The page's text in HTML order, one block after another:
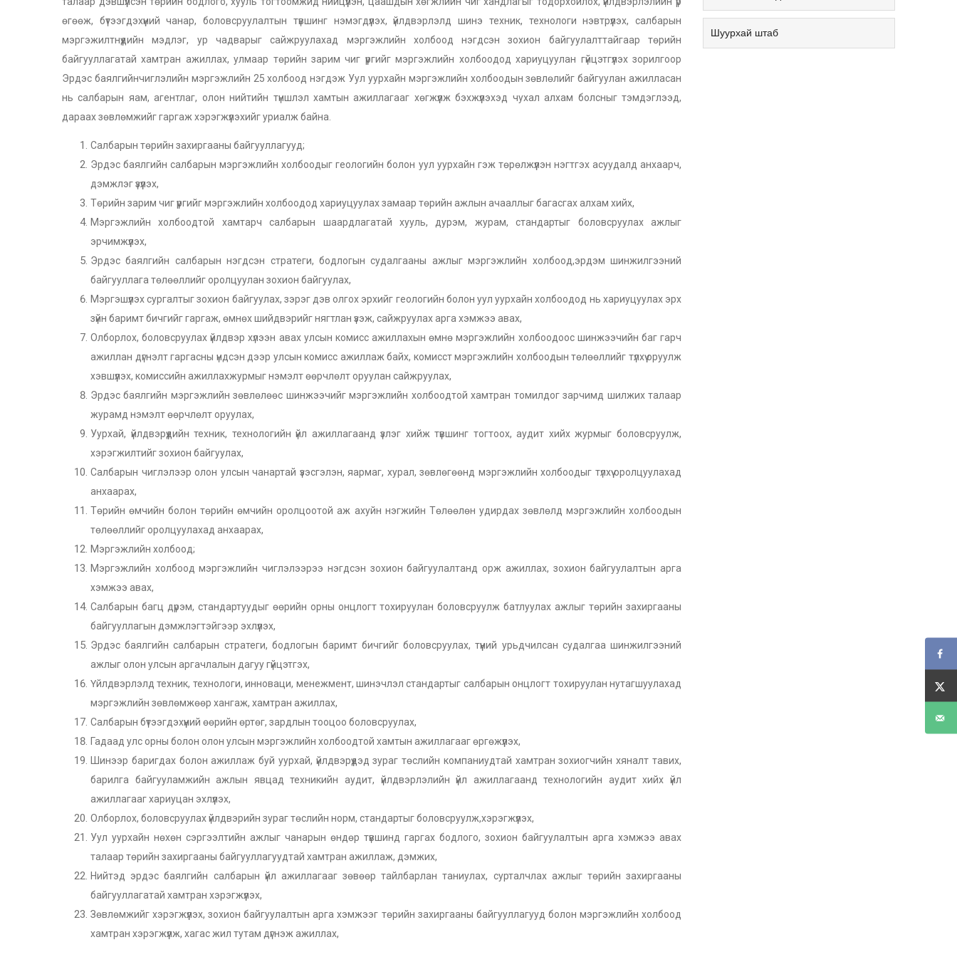
өгөөж, бүтээгдэхүүний чанар, боловсруулалтын түвшинг нэмэгдүүлэх, үйлдвэрлэлд шинэ техник, технологи нэвтрүүлэх, салбарын
мэргэжилтнүүдийн мэдлэг, ур чадварыг сайжруулахад мэргэжлийн холбоод нэгдсэн зохион байгуулалттайгаар төрийн
байгууллагатай хамтран ажиллах, улмаар төрийн зарим чиг үүргийг мэргэжлийн холбоодод хариуцуулан гүйцэтгүүлэх зорилгоор
Эрдэс баялгийнчиглэлийн мэргэжлийн 25 холбоод нэгдэж Уул уурхайн мэргэжлийн холбоодын зөвлөлийг байгуулан ажилласан
нь салбарын яам, агентлаг, олон нийтийн түншлэл хамтын ажиллагааг хөгжүүлж бэхжүүлэхэд чухал алхам болсныг тэмдэглээд,
дараах зөвлөмжийг гаргаж хэрэгжүүлэхийг уриалж байна.
Салбарын төрийн захиргааны байгууллагууд;
Эрдэс баялгийн салбарын мэргэжлийн холбоодыг геологийн болон уул уурхайн гэж төрөлжүүлэн нэгтгэх асуудалд анхаарч,
дэмжлэг үзүүлэх,
Төрийн зарим чиг үүргийг мэргэжлийн холбоодод хариуцуулах замаар төрийн ажлын ачааллыг багасгах алхам хийх,
Мэргэжлийн холбоодтой хамтарч салбарын шаардлагатай хууль, дурэм, журам, стандартыг боловсруулах ажлыг
эрчимжүүлэх,
Эрдэс баялгийн салбарын нэгдсэн стратеги, бодлогын судалгааны ажлыг мэргэжлийн холбоод,эрдэм шинжилгээний
байгууллага төлөөллийг оролцуулан зохион байгуулах,
Мэргэшүүлэх сургалтыг зохион байгуулах, зэрэг дэв олгох эрхийг геологийн болон уул уурхайн холбоодод нь хариуцуулах эрх
зүйн баримт бичгийг гаргаж, өмнөх шийдвэрийг нягтлан үзэж, сайжруулах арга хэмжээ авах,
Олборлох, боловсруулах үйлдвэр хүлээн авах улсын комисс ажиллахын өмнө мэргэжлийн холбоодоос шинжээчийн баг гарч
ажиллан дүгнэлт гаргасны үндсэн дээр улсын комисс ажиллаж байх, комисст мэргэжлийн холбоодын төлөөллийг түлхүү оруулж
хэвшүүлэх, комиссийн ажиллахжурмыг нэмэлт өөрчлөлт оруулан сайжруулах,
Эрдэс баялгийн мэргэжлийн зөвлөлөөс шинжээчийг мэргэжлийн холбоодтой хамтран томилдог зарчимд шилжих талаар
журамд нэмэлт өөрчлөлт оруулах,
Уурхай, үйлдвэрүүдийн техник, технологийн үйл ажиллагаанд үзлэг хийж түвшинг тогтоох, аудит хийх журмыг боловсруулж,
хэрэгжилтийг зохион байгуулах,
Салбарын чиглэлээр олон улсын чанартай үзэсгэлэн, яармаг, хурал, зөвлөгөөнд мэргэжлийн холбоодыг түлхүү оролцуулахад
анхаарах,
Төрийн өмчийн болон төрийн өмчийн оролцоотой аж ахуйн нэгжийн Төлөөлөн удирдах зөвлөлд мэргэжлийн холбоодын
төлөөллийг оролцуулахад анхаарах,
Мэргэжлийн холбоод;
Мэргэжлийн холбоод мэргэжлийн чиглэлээрээ нэгдсэн зохион байгуулалтанд орж ажиллах, зохион байгуулалтын арга
хэмжээ авах,
Салбарын багц дүрэм, стандартуудыг өөрийн орны онцлогт тохируулан боловсруулж батлуулах ажлыг төрийн захиргааны
байгууллагын дэмжлэгтэйгээр эхлүүлэх,
Эрдэс баялгийн салбарын стратеги, бодлогын баримт бичгийг боловсруулах, түүний урьдчилсан судалгаа шинжилгээний
ажлыг олон улсын аргачлалын дагуу гүйцэтгэх,
Үйлдвэрлэлд техник, технологи, инноваци, менежмент, шинэчлэл стандартыг салбарын онцлогт тохируулан нутагшуулахад
мэргэжлийн зөвлөмжөөр хангаж, хамтран ажиллах,
Салбарын бүтээгдэхүүний өөрийн өртөг, зардлын тооцоо боловсруулах,
Гадаад улс орны болон олон улсын мэргэжлийн холбоодтой хамтын ажиллагааг өргөжүүлэх,
Шинээр баригдах болон ажиллаж буй уурхай, үйлдвэрүүдэд зураг төслийн компаниудтай хамтран зохиогчийн хяналт тавих,
барилга байгууламжийн ажлын явцад техникийн аудит, үйлдвэрлэлийн үйл ажиллагаанд технологийн аудит хийх үйл
ажиллагааг хариуцан эхлүүлэх,
Олборлох, боловсруулах үйлдвэрийн зураг төслийн норм, стандартыг боловсруулж,хэрэгжүүлэх,
Уул уурхайн нөхөн сэргээлтийн ажлыг чанарын өндөр түвшинд гаргах бодлого, зохион байгуулалтын арга хэмжээ авах
талаар төрийн захиргааны байгууллагуудтай хамтран ажиллаж, дэмжих,
Нийтэд эрдэс баялгийн салбарын үйл ажиллагааг зөвөөр тайлбарлан таниулах, сурталчлах ажлыг төрийн захиргааны
байгууллагатай хамтран хэрэгжүүлэх,
Зөвлөмжийг хэрэгжүүлэх, зохион байгуулалтын арга хэмжээг төрийн захиргааны байгууллагууд болон мэргэжлийн холбоод
хамтран хэрэгжүүлж, хагас жил тутам дүгнэж ажиллах,
Шуурхай штаб